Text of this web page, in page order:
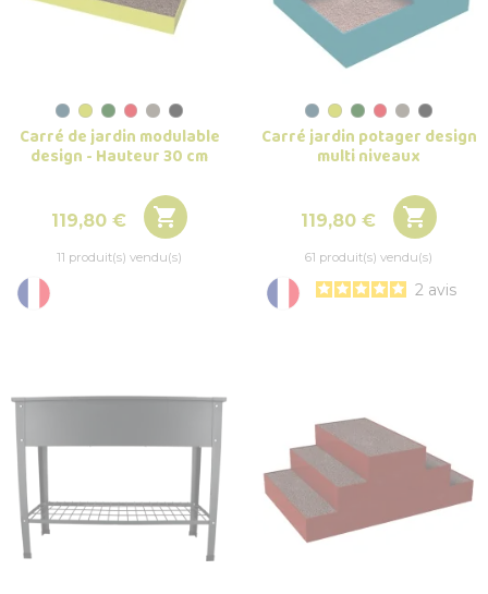
Carré de jardin modulable
design - Hauteur 30 cm
Prix
119,80 € 
11 produit(s) vendu(s)
Carré jardin potager design
multi niveaux
Prix
119,80 € 
61 produit(s) vendu(s)
2 avis